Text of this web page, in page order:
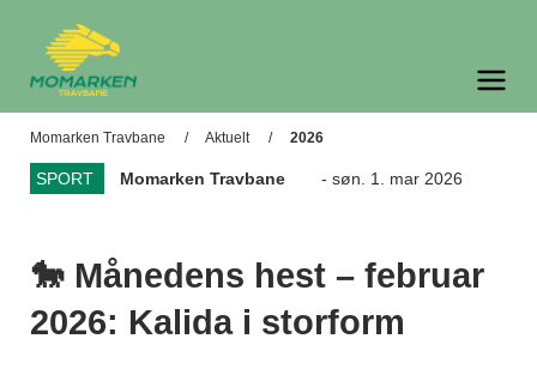
Momarken Travbane Aktuelt 2026
SPORT Momarken Travbane - søn. 1. mar 2026
🐎 Månedens hest – februar
2026: Kalida i storform